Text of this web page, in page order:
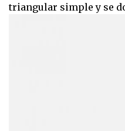
triangular simple y se